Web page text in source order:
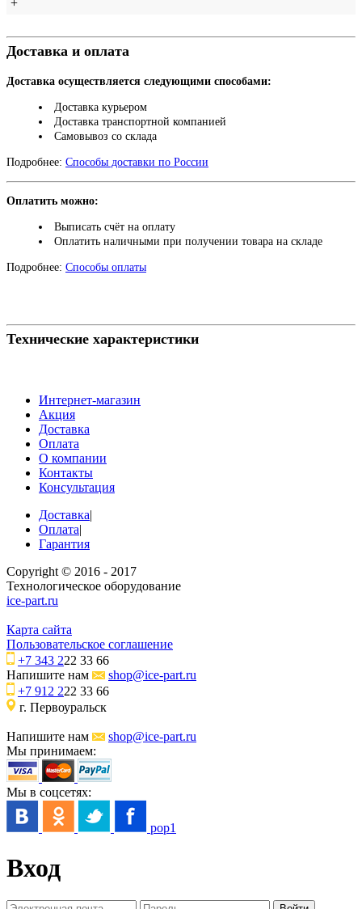
+
Доставка и оплата
Доставка осуществляется следующими способами:
Доставка курьером
Доставка транспортной компанией
Самовывоз со склада
Подробнее: Способы доставки по России
Оплатить можно:
Выписать счёт на оплату
Оплатить наличными при получении товара на складе
Подробнее: Способы оплаты
Технические характеристики
Интернет-магазин
Акция
Доставка
Оплата
О компании
Контакты
Консультация
Доставка|
Оплата|
Гарантия
Copyright © 2016 - 2017
Технологическое оборудование
ice-part.ru
Карта сайта
Пользовательское соглашение
+7 343 222 33 66
Напишите нам
shop@ice-part.ru
+7 912 222 33 66
г. Первоуральск
Напишите нам
shop@ice-part.ru
Мы принимаем:
Мы в соцсетях:
pop1
Вход